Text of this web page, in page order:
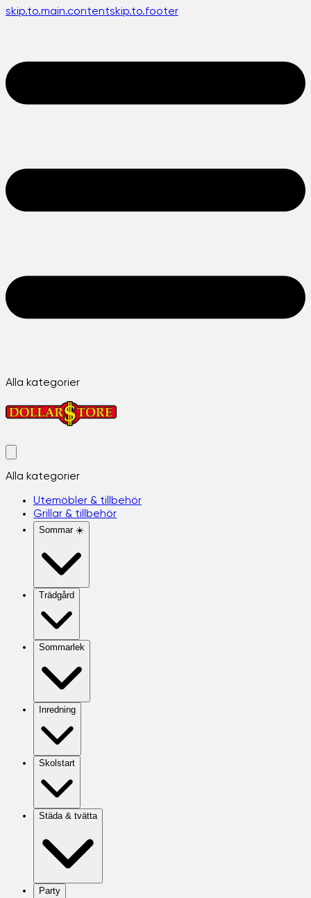
skip.to.main.contentskip.to.footer
Alla kategorier
Alla kategorier
Utemöbler & tillbehör
Grillar & tillbehör
Sommar ☀️
Trädgård
Sommarlek
Inredning
Skolstart
Städa & tvätta
Party